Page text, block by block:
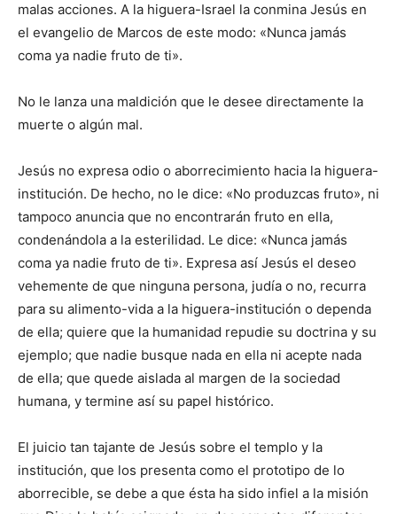
malas acciones. A la higuera-Israel la conmina Jesús en
el evangelio de Marcos de este modo: «Nunca jamás
coma ya nadie fruto de ti».
No le lanza una maldición que le desee directamente la
muerte o algún mal.
Jesús no expresa odio o aborrecimiento hacia la higuera-
institución. De hecho, no le dice: «No produzcas fruto», ni
tampoco anuncia que no encontrarán fruto en ella,
condenándola a la esterilidad. Le dice: «Nunca jamás
coma ya nadie fruto de ti». Expresa así Jesús el deseo
vehemente de que ninguna persona, judía o no, recurra
para su alimento-vida a la higuera-institución o dependa
de ella; quiere que la humanidad repudie su doctrina y su
ejemplo; que nadie busque nada en ella ni acepte nada
de ella; que quede aislada al margen de la sociedad
humana, y termine así su papel histórico.
El juicio tan tajante de Jesús sobre el templo y la
institución, que los presenta como el prototipo de lo
aborrecible, se debe a que ésta ha sido infiel a la misión